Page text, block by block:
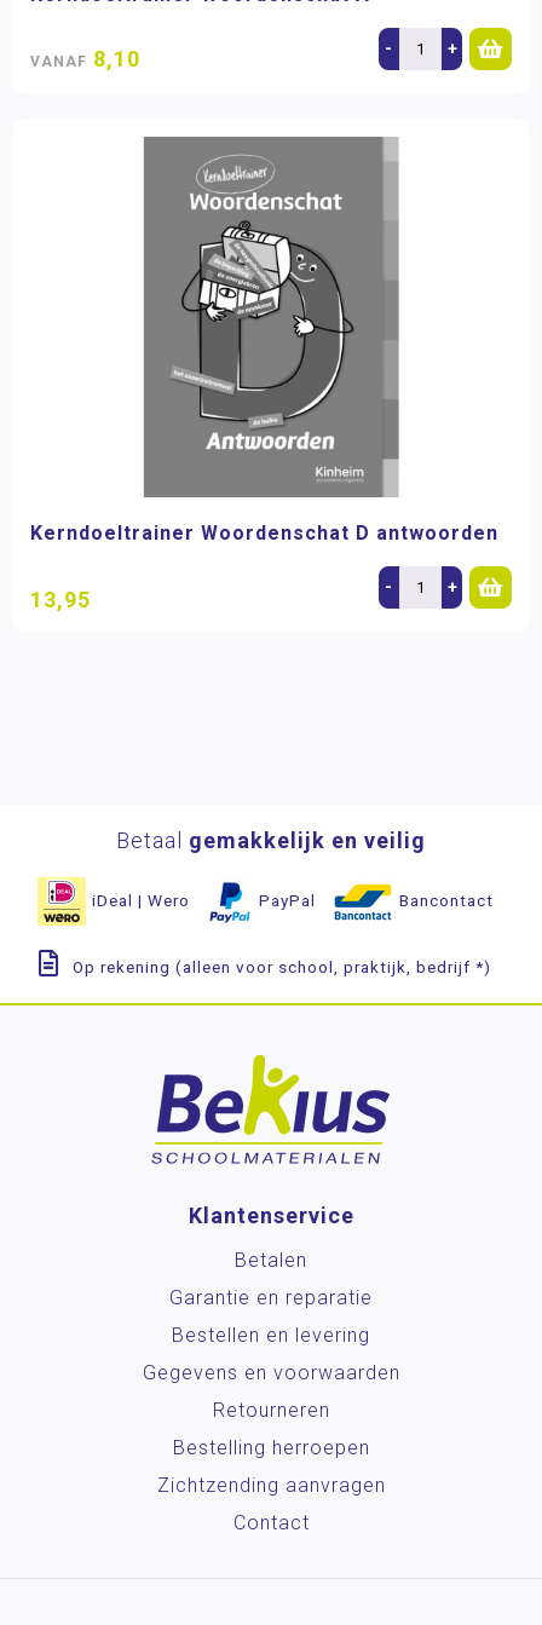
VANAF 8,10 - +
Kerndoeltrainer Woordenschat D antwoorden
13,95 - +
Betaal gemakkelijk en veilig
iDeal | Wero PayPal Bancontact
Op rekening (alleen voor school, praktijk, bedrijf *)
Klantenservice
Betalen
Garantie en reparatie
Bestellen en levering
Gegevens en voorwaarden
Retourneren
Bestelling herroepen
Zichtzending aanvragen
Contact